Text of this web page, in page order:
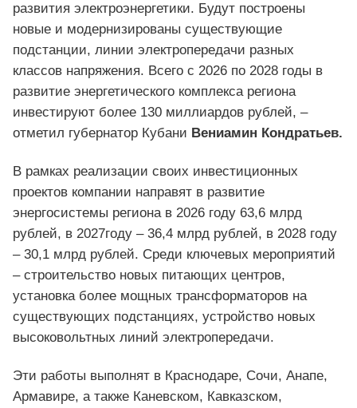
развития электроэнергетики. Будут построены
новые и модернизированы существующие
подстанции, линии электропередачи разных
классов напряжения. Всего с 2026 по 2028 годы в
развитие энергетического комплекса региона
инвестируют более 130 миллиардов рублей, –
отметил губернатор Кубани Вениамин Кондратьев.
В рамках реализации своих инвестиционных
проектов компании направят в развитие
энергосистемы региона в 2026 году 63,6 млрд
рублей, в 2027году – 36,4 млрд рублей, в 2028 году
– 30,1 млрд рублей. Среди ключевых мероприятий
– строительство новых питающих центров,
установка более мощных трансформаторов на
существующих подстанциях, устройство новых
высоковольтных линий электропередачи.
Эти работы выполнят в Краснодаре, Сочи, Анапе,
Армавире, а также Каневском, Кавказском,